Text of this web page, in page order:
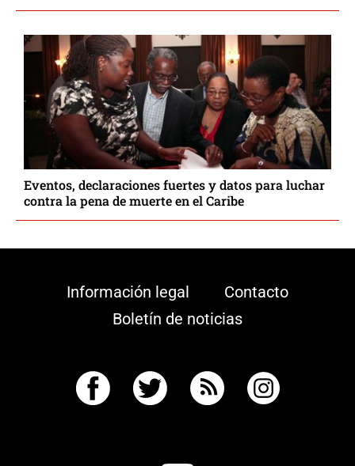
Eventos, declaraciones fuertes y datos para luchar
contra la pena de muerte en el Caribe
Información legal
Contacto
Boletín de noticias